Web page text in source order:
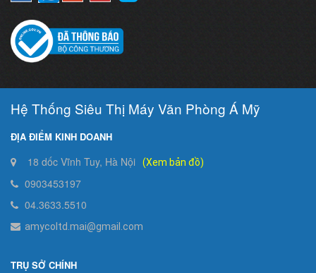
Hệ Thống Siêu Thị Máy Văn Phòng Á Mỹ
ĐỊA ĐIỂM KINH DOANH
18 dốc Vĩnh Tuy, Hà Nội (Xem bản đồ)
0903453197
04.3633.5510
amycoltd.mai@gmail.com
TRỤ SỞ CHÍNH